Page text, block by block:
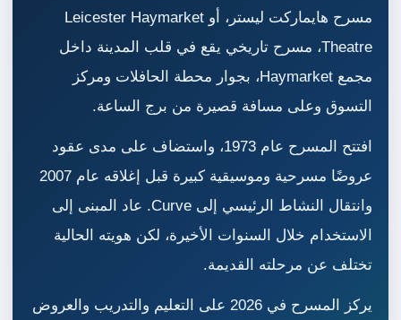
مسرح هايماركت ليستر، أو Leicester Haymarket
Theatre، مسرح تاريخي يقع في قلب المدينة داخل
مجمع Haymarket، بجوار محطة الحافلات ومركز
التسوق وعلى مسافة قصيرة من برج الساعة.
افتتح المسرح عام 1973، واستضاف على مدى عقود
عروضًا مسرحية وموسيقية كبيرة قبل إغلاقه عام 2007
وانتقال النشاط الرئيسي إلى Curve. عاد المبنى إلى
الاستخدام خلال السنوات الأخيرة، لكن هويته الحالية
تختلف عن مرحلته القديمة.
يركز المسرح في 2026 على التعليم والتدريب والعروض